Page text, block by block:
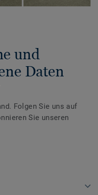
und
Daten
Folgen Sie uns auf
Sie unseren